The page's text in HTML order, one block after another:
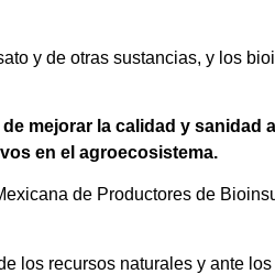
y de otras sustancias, y los
mejorar la calidad y sanidad
en el agroecosistema.
de Productores de
los recursos naturales y ante